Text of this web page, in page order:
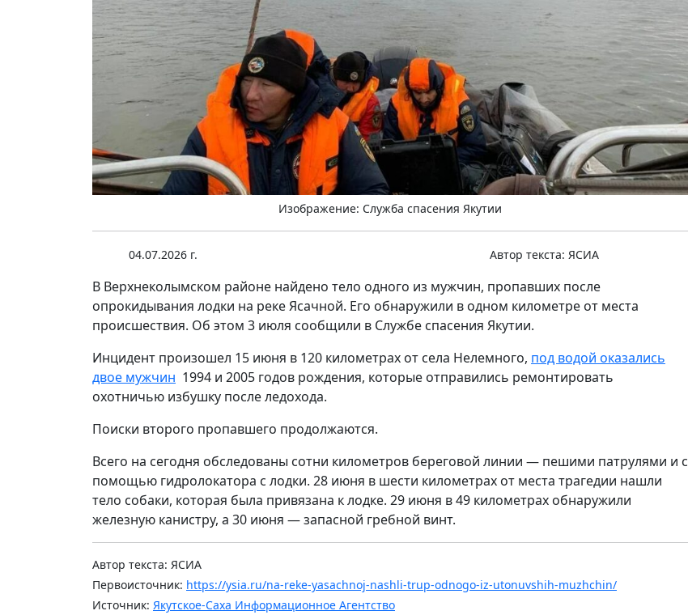
Изображение: Служба спасения Якутии
04.07.2026 г. Автор текста: ЯСИА
В Верхнеколымском районе найдено тело одного из мужчин, пропавших после
опрокидывания лодки на реке Ясачной. Его обнаружили в одном километре от места
происшествия. Об этом 3 июля сообщили в Службе спасения Якутии.
Инцидент произошел 15 июня в 120 километрах от села Нелемного, под водой оказались
двое мужчин 1994 и 2005 годов рождения, которые отправились ремонтировать
охотничью избушку после ледохода.
Поиски второго пропавшего продолжаются.
Всего на сегодня обследованы сотни километров береговой линии — пешими патрулями и с
помощью гидролокатора с лодки. 28 июня в шести километрах от места трагедии нашли
тело собаки, которая была привязана к лодке. 29 июня в 49 километрах обнаружили
железную канистру, а 30 июня — запасной гребной винт.
Автор текста: ЯСИА
Первоисточник: https://ysia.ru/na-reke-yasachnoj-nashli-trup-odnogo-iz-utonuvshih-muzhchin/
Источник: Якутское-Саха Информационное Агентство